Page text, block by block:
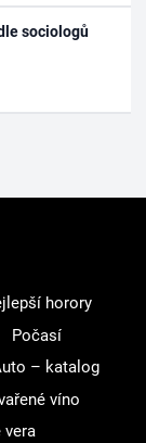
sociologů
horory
Počasí
– katalog
víno
vera